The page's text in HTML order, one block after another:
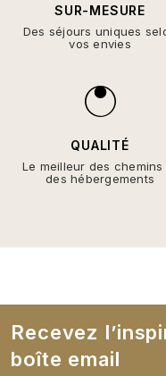
SUR-MESURE
Des séjours uniques
vos envies
QUALITÉ
Le meilleur des chemins
des hébergements
Recevez
boîte email